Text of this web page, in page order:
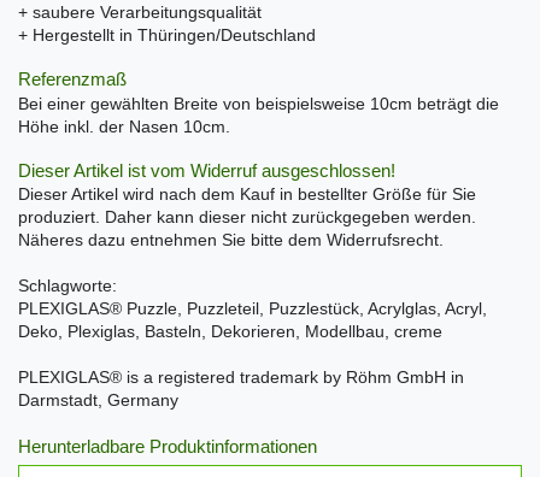
+ saubere Verarbeitungsqualität
+ Hergestellt in Thüringen/Deutschland
Referenzmaß
Bei einer gewählten Breite von beispielsweise 10cm beträgt die
Höhe inkl. der Nasen 10cm.
Dieser Artikel ist vom Widerruf ausgeschlossen!
Dieser Artikel wird nach dem Kauf in bestellter Größe für Sie
produziert. Daher kann dieser nicht zurückgegeben werden.
Näheres dazu entnehmen Sie bitte dem Widerrufsrecht.
Schlagworte:
PLEXIGLAS® Puzzle, Puzzleteil, Puzzlestück, Acrylglas, Acryl,
Deko, Plexiglas, Basteln, Dekorieren, Modellbau, creme
PLEXIGLAS® is a registered trademark by Röhm GmbH in
Darmstadt, Germany
Herunterladbare Produktinformationen